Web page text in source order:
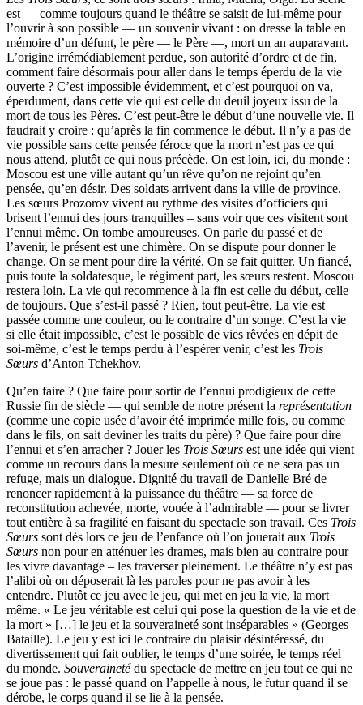
est — comme toujours quand le théâtre se saisit de lui-même pour
l’ouvrir à son possible — un souvenir vivant : on dresse la table en
mémoire d’un défunt, le père — le Père —, mort un an auparavant.
L’origine irrémédiablement perdue, son autorité d’ordre et de fin,
comment faire désormais pour aller dans le temps éperdu de la vie
ouverte ? C’est impossible évidemment, et c’est pourquoi on va,
éperdument, dans cette vie qui est celle du deuil joyeux issu de la
mort de tous les Pères. C’est peut-être le début d’une nouvelle vie. Il
faudrait y croire : qu’après la fin commence le début. Il n’y a pas de
vie possible sans cette pensée féroce que la mort n’est pas ce qui
nous attend, plutôt ce qui nous précède. On est loin, ici, du monde :
Moscou est une ville autant qu’un rêve qu’on ne rejoint qu’en
pensée, qu’en désir. Des soldats arrivent dans la ville de province.
Les sœurs Prozorov vivent au rythme des visites d’officiers qui
brisent l’ennui des jours tranquilles – sans voir que ces visitent sont
l’ennui même. On tombe amoureuses. On parle du passé et de
l’avenir, le présent est une chimère. On se dispute pour donner le
change. On se ment pour dire la vérité. On se fait quitter. Un fiancé,
puis toute la soldatesque, le régiment part, les sœurs restent. Moscou
restera loin. La vie qui recommence à la fin est celle du début, celle
de toujours. Que s’est-il passé ? Rien, tout peut-être. La vie est
passée comme une couleur, ou le contraire d’un songe. C’est la vie
si elle était impossible, c’est le possible de vies rêvées en dépit de
soi-même, c’est le temps perdu à l’espérer venir, c’est les Trois
Sœurs d’Anton Tchekhov.
Qu’en faire ? Que faire pour sortir de l’ennui prodigieux de cette
Russie fin de siècle — qui semble de notre présent la représentation
(comme une copie usée d’avoir été imprimée mille fois, ou comme
dans le fils, on sait deviner les traits du père) ? Que faire pour dire
l’ennui et s’en arracher ? Jouer les Trois Sœurs est une idée qui vient
comme un recours dans la mesure seulement où ce ne sera pas un
refuge, mais un dialogue. Dignité du travail de Danielle Bré de
renoncer rapidement à la puissance du théâtre — sa force de
reconstitution achevée, morte, vouée à l’admirable — pour se livrer
tout entière à sa fragilité en faisant du spectacle son travail. Ces Trois
Sœurs sont dès lors ce jeu de l’enfance où l’on jouerait aux Trois
Sœurs non pour en atténuer les drames, mais bien au contraire pour
les vivre davantage – les traverser pleinement. Le théâtre n’y est pas
l’alibi où on déposerait là les paroles pour ne pas avoir à les
entendre. Plutôt ce jeu avec le jeu, qui met en jeu la vie, la mort
même. « Le jeu véritable est celui qui pose la question de la vie et de
la mort » […] le jeu et la souveraineté sont inséparables » (Georges
Bataille). Le jeu y est ici le contraire du plaisir désintéressé, du
divertissement qui fait oublier, le temps d’une soirée, le temps réel
du monde. Souverainetédu spectacle de mettre en jeu tout ce qui ne
se joue pas : le passé quand on l’appelle à nous, le futur quand il se
dérobe, le corps quand il se lie à la pensée.